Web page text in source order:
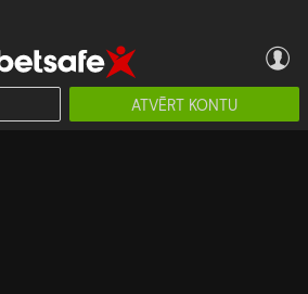
ATVĒRT KONTU